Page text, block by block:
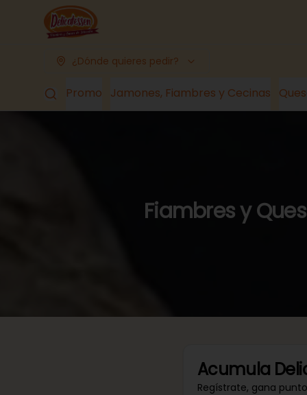
¿Dónde quieres pedir?
Promo Jamones, Fiambres y Cecinas
Fiambres y
Acumula
Regístrate, gana